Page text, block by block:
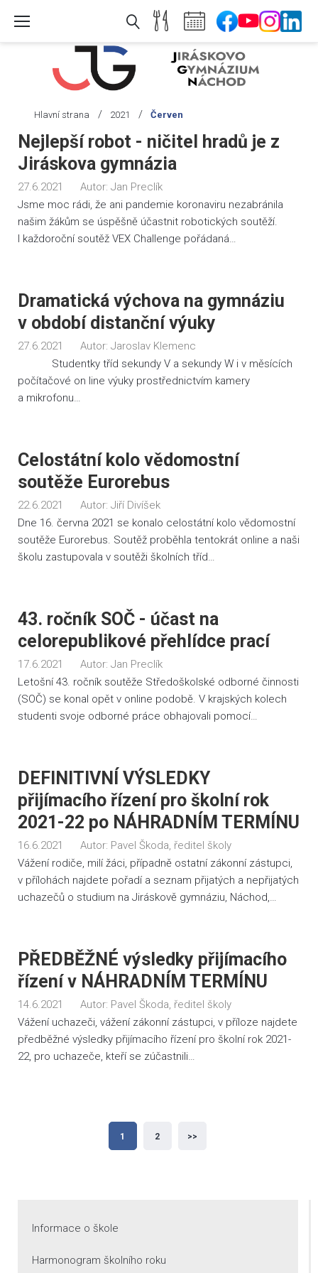
Hlavní strana / 2021 / Červen
Měsíc:
Červen
2021
Nejlepší robot - ničitel hradů je z
Jiráskova gymnázia
27.6.2021 Autor: Jan Preclík
Jsme moc rádi, že ani pandemie koronaviru nezabránila
našim žákům se úspěšně účastnit robotických soutěží.
I každoroční soutěž VEX Challenge pořádaná…
Dramatická výchova na gymnáziu
v období distanční výuky
27.6.2021 Autor: Jaroslav Klemenc
Studentky tříd sekundy V a sekundy W i v měsících
počítačové on line výuky prostřednictvím kamery
a mikrofonu…
Celostátní kolo vědomostní
soutěže Eurorebus
22.6.2021 Autor: Jiří Divíšek
Dne 16. června 2021 se konalo celostátní kolo vědomostní
soutěže Eurorebus. Soutěž proběhla tentokrát online a naši
školu zastupovala v soutěži školních tříd…
43. ročník SOČ - účast na
celorepublikové přehlídce prací
17.6.2021 Autor: Jan Preclík
Letošní 43. ročník soutěže Středoškolské odborné činnosti
(SOČ) se konal opět v online podobě. V krajských kolech
studenti svoje odborné práce obhajovali pomocí…
DEFINITIVNÍ VÝSLEDKY
přijímacího řízení pro školní rok
2021-22 po NÁHRADNÍM TERMÍNU
16.6.2021 Autor: Pavel Škoda, ředitel školy
Vážení rodiče, milí žáci, případně ostatní zákonní zástupci,
v přílohách najdete pořadí a seznam přijatých a nepřijatých
uchazečů o studium na Jiráskově gymnáziu, Náchod,…
PŘEDBĚŽNÉ výsledky přijímacího
řízení v NÁHRADNÍM TERMÍNU
14.6.2021 Autor: Pavel Škoda, ředitel školy
Vážení uchazeči, vážení zákonní zástupci, v příloze najdete
předběžné výsledky přijímacího řízení pro školní rok 2021-
22, pro uchazeče, kteří se zúčastnili…
Stránkování
1 2 >>
Informace o škole
Harmonogram školního roku